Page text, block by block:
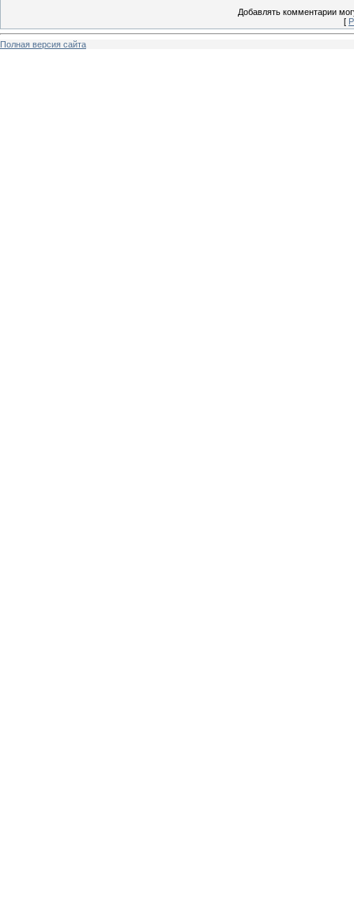
Добавлять комментарии
[
Полная версия сайта